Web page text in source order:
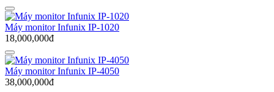
Máy monitor Infunix IP-1020
18,000,000đ
Máy monitor Infunix IP-4050
38,000,000đ